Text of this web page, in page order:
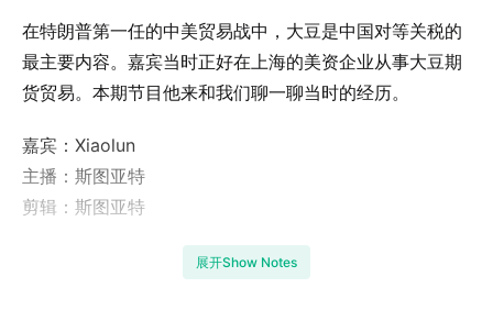
在特朗普第一任的中美贸易战中，大豆是中国对等关税的
最主要内容。嘉宾当时正好在上海的美资企业从事大豆期
货贸易。本期节目他来和我们聊一聊当时的经历。
嘉宾：Xiaolun
主播：斯图亚特
剪辑：斯图亚特
关于「牛油果烤面包」展开Show Notes